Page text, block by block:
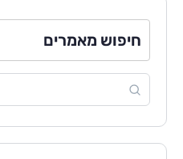
חיפוש מאמרים